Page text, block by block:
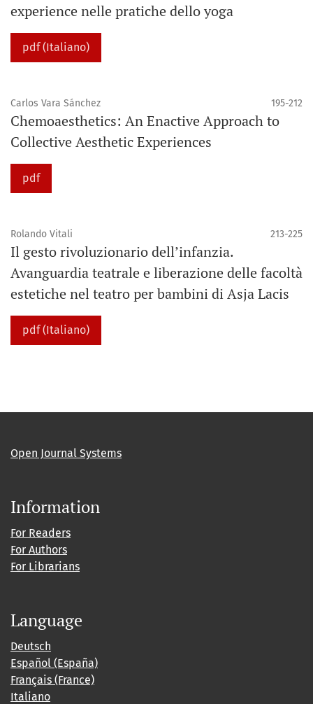
experience nelle pratiche dello yoga
pdf (Italiano)
Carlos Vara Sánchez 195-212
Chemoaesthetics: An Enactive Approach to
Collective Aesthetic Experiences
pdf
Rolando Vitali 213-225
Il gesto rivoluzionario dell’infanzia.
Avanguardia teatrale e liberazione delle facoltà
estetiche nel teatro per bambini di Asja Lacis
pdf (Italiano)
Open Journal Systems
Information
For Readers
For Authors
For Librarians
Language
Deutsch
Español (España)
Français (France)
Italiano